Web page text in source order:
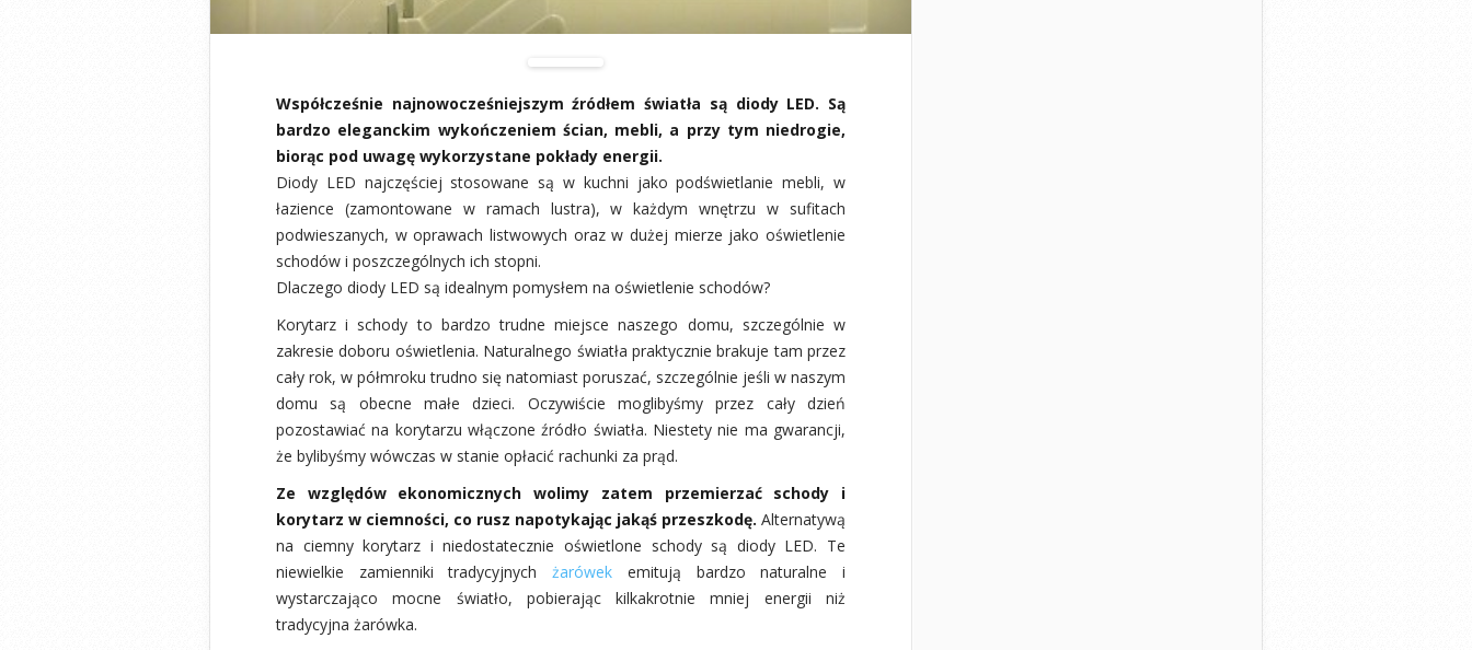
Współcześnie najnowocześniejszym źródłem światła są diody LED. Są
bardzo eleganckim wykończeniem ścian, mebli, a przy tym niedrogie,
biorąc pod uwagę wykorzystane pokłady energii.
Diody LED najczęściej stosowane są w kuchni jako podświetlanie mebli, w
łazience (zamontowane w ramach lustra), w każdym wnętrzu w sufitach
podwieszanych, w oprawach listwowych oraz w dużej mierze jako oświetlenie
schodów i poszczególnych ich stopni.
Dlaczego diody LED są idealnym pomysłem na oświetlenie schodów?
Korytarz i schody to bardzo trudne miejsce naszego domu, szczególnie w
zakresie doboru oświetlenia. Naturalnego światła praktycznie brakuje tam przez
cały rok, w półmroku trudno się natomiast poruszać, szczególnie jeśli w naszym
domu są obecne małe dzieci. Oczywiście moglibyśmy przez cały dzień
pozostawiać na korytarzu włączone źródło światła. Niestety nie ma gwarancji,
że bylibyśmy wówczas w stanie opłacić rachunki za prąd.
Ze względów ekonomicznych wolimy zatem przemierzać schody i
korytarz w ciemności, co rusz napotykając jakąś przeszkodę. Alternatywą
na ciemny korytarz i niedostatecznie oświetlone schody są diody LED. Te
niewielkie zamienniki tradycyjnychżarówek emitują bardzo naturalne i
wystarczająco mocne światło, pobierając kilkakrotnie mniej energii niż
tradycyjna żarówka.